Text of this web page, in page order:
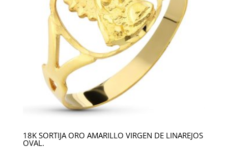
18K SORTIJA ORO AMARILLO VIRGEN DE LINAREJOS
OVAL.